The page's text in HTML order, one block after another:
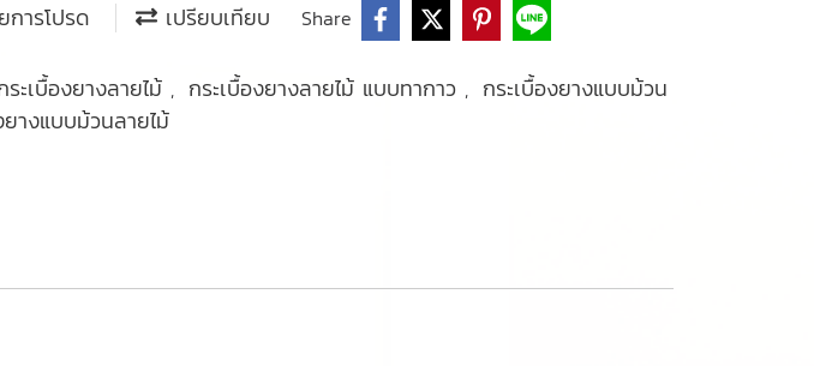
การโปรด เปรียบเทียบ Share
ระเบื้องยางลายไม้ , กระเบื้องยางลายไม้ แบบทากาว , กระเบื้องยางแบบม้วน
ยางแบบม้วนลายไม้